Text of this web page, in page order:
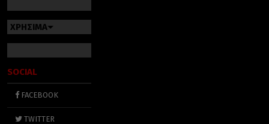
ΧΡΗΣΙΜΑ
SOCIAL
FACEBOOK
TWITTER